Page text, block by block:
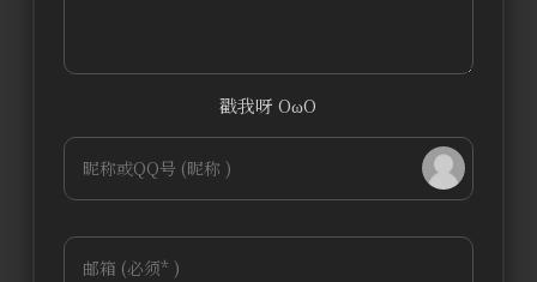
戳我呀 OωO
bilibili~
Tieba (=・ω・=)